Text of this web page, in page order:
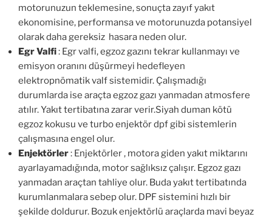
motorunuzun teklemesine, sonuçta zayıf yakıt
ekonomisine, performansa ve motorunuzda potansiyel
olarak daha gereksiz hasara neden olur.
Egr Valfi: Egr valfi, egzoz gazını tekrar kullanmayı ve
emisyon oranını düşürmeyi hedefleyen
elektropnömatik valf sistemidir. Çalışmadığı
durumlarda ise araçta egzoz gazı yanmadan atmosfere
atılır. Yakıt tertibatına zarar verir.Siyah duman kötü
egzoz kokusu ve turbo enjektör dpf gibi sistemlerin
çalışmasına engel olur.
Enjektörler: Enjektörler , motora giden yakıt miktarını
ayarlayamadığında, motor sağlıksız çalışır. Egzoz gazı
yanmadan araçtan tahliye olur. Buda yakıt tertibatında
kurumlanmalara sebep olur. DPF sistemini hızlı bir
şekilde doldurur. Bozuk enjektörlü araçlarda mavi beyaz